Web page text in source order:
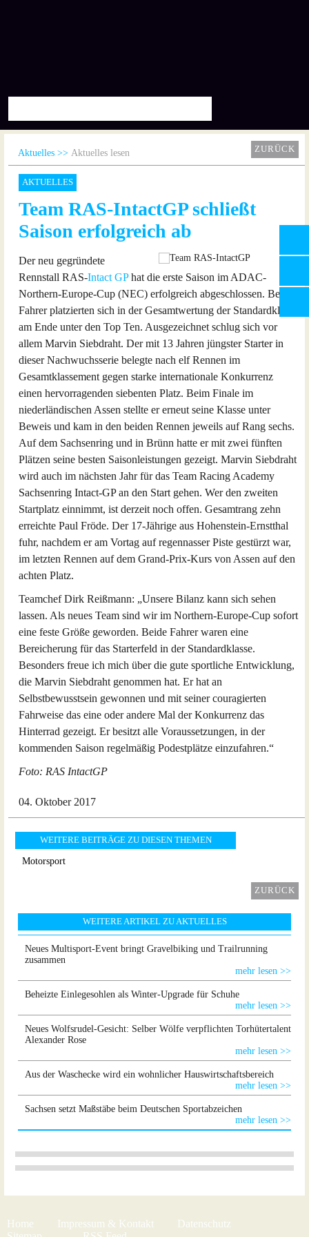
ZURÜCK
Aktuelles Aktuelles lesen
AKTUELLES
Team RAS-IntactGP schließt
Saison erfolgreich ab
Der neu gegründete
Rennstall RAS-Intact GPhat die erste Saison im ADAC-
Northern-Europe-Cup (NEC) erfolgreich abgeschlossen. Beide
Fahrer platzierten sich in der Gesamtwertung der Standardklasse
am Ende unter den Top Ten. Ausgezeichnet schlug sich vor
allem Marvin Siebdraht. Der mit 13 Jahren jüngster Starter in
dieser Nachwuchsserie belegte nach elf Rennen im
Gesamtklassement gegen starke internationale Konkurrenz
einen hervorragenden siebenten Platz. Beim Finale im
niederländischen Assen stellte er erneut seine Klasse unter
Beweis und kam in den beiden Rennen jeweils auf Rang sechs.
Auf dem Sachsenring und in Brünn hatte er mit zwei fünften
Plätzen seine besten Saisonleistungen gezeigt. Marvin Siebdraht
wird auch im nächsten Jahr für das Team Racing Academy
Sachsenring Intact-GP an den Start gehen. Wer den zweiten
Startplatz einnimmt, ist derzeit noch offen. Gesamtrang zehn
erreichte Paul Fröde. Der 17-Jährige aus Hohenstein-Ernstthal
fuhr, nachdem er am Vortag auf regennasser Piste gestürzt war,
im letzten Rennen auf dem Grand-Prix-Kurs von Assen auf den
achten Platz.
Teamchef Dirk Reißmann: „Unsere Bilanz kann sich sehen
lassen. Als neues Team sind wir im Northern-Europe-Cup sofort
eine feste Größe geworden. Beide Fahrer waren eine
Bereicherung für das Starterfeld in der Standardklasse.
Besonders freue ich mich über die gute sportliche Entwicklung,
die Marvin Siebdraht genommen hat. Er hat an
Selbstbewusstsein gewonnen und mit seiner couragierten
Fahrweise das eine oder andere Mal der Konkurrenz das
Hinterrad gezeigt. Er besitzt alle Voraussetzungen, in der
kommenden Saison regelmäßig Podestplätze einzufahren.“
Foto: RAS IntactGP
04. Oktober 2017
WEITERE BEITRÄGE ZU DIESEN THEMEN
Motorsport
ZURÜCK
WEITERE ARTIKEL ZU AKTUELLES
Neues Multisport-Event bringt Gravelbiking und Trailrunning
zusammen
mehr lesen >>
Beheizte Einlegesohlen als Winter-Upgrade für Schuhe
mehr lesen >>
Neues Wolfsrudel-Gesicht: Selber Wölfe verpflichten Torhütertalent
Alexander Rose
mehr lesen >>
Aus der Waschecke wird ein wohnlicher Hauswirtschaftsbereich
mehr lesen >>
Sachsen setzt Maßstäbe beim Deutschen Sportabzeichen
mehr lesen >>
Home Impressum & Kontakt
Datenschutz